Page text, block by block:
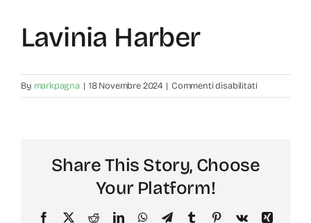
Lavinia Harber
By markpagna | 18 Novembre 2024 | Commenti disabilitatisu
Lavinia
Share This Story, Choose
Your Platform!
Facebook
X RedditLinkedInWhatsApp
TelegramTumblr PinterestVk
Xing